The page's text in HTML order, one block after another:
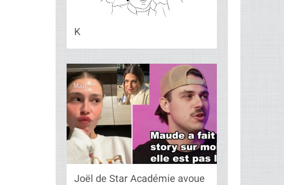
K
Joël de Star Académie avoue